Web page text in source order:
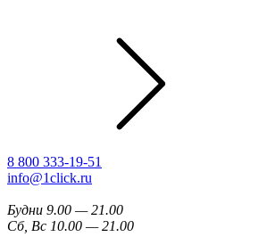
8 800 333-19-51
info@1click.ru
Будни 9.00 — 21.00
Сб, Вс 10.00 — 21.00